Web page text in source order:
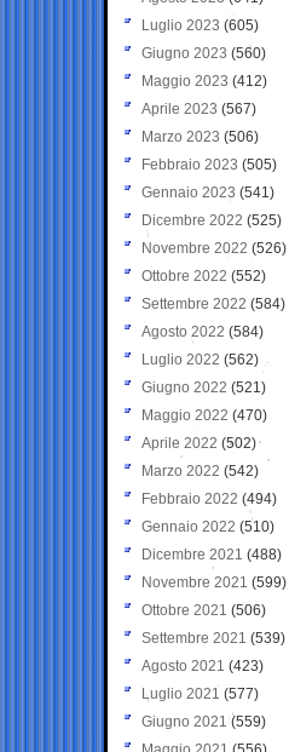
Luglio 2023 (605)
Giugno 2023 (560)
Maggio 2023 (412)
Aprile 2023 (567)
Marzo 2023 (506)
Febbraio 2023 (505)
Gennaio 2023 (541)
Dicembre 2022 (525)
Novembre 2022 (526)
Ottobre 2022 (552)
Settembre 2022 (584)
Agosto 2022 (584)
Luglio 2022 (562)
Giugno 2022 (521)
Maggio 2022 (470)
Aprile 2022 (502)
Marzo 2022 (542)
Febbraio 2022 (494)
Gennaio 2022 (510)
Dicembre 2021 (488)
Novembre 2021 (599)
Ottobre 2021 (506)
Settembre 2021 (539)
Agosto 2021 (423)
Luglio 2021 (577)
Giugno 2021(559)